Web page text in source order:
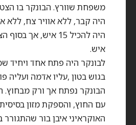
משפחת שוורץ. הבונקר בו
היה קבר, ללא אוויר צח, ללא
איש.
לבונקר היה פתח אחד ויחיד
בגוש בטון ,עליו אדמה ועליה
הבונקר נפתח אך ורק
עם החוץ, והספקת מזון
האוקראיני איבן בור שהתגורר